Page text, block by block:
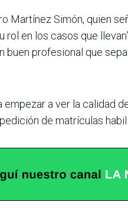
Martínez Simón, quien
en los casos que
buen profesional que
a ver la cali­dad
de matrículas